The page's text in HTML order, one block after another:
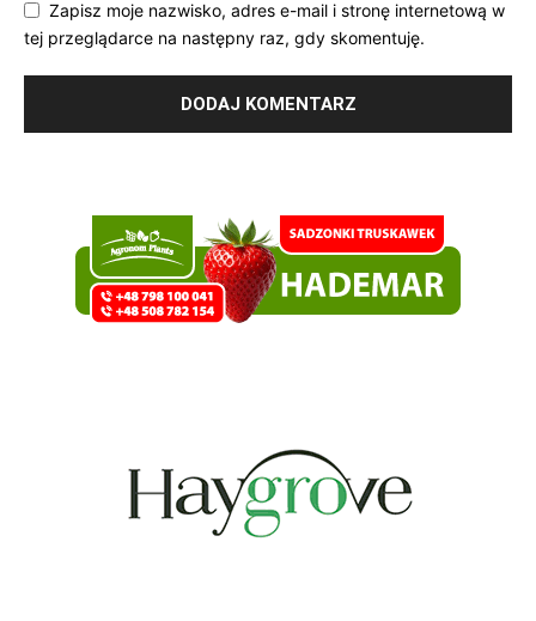
Zapisz moje nazwisko, adres e-mail i stronę internetową w
tej przeglądarce na następny raz, gdy skomentuję.